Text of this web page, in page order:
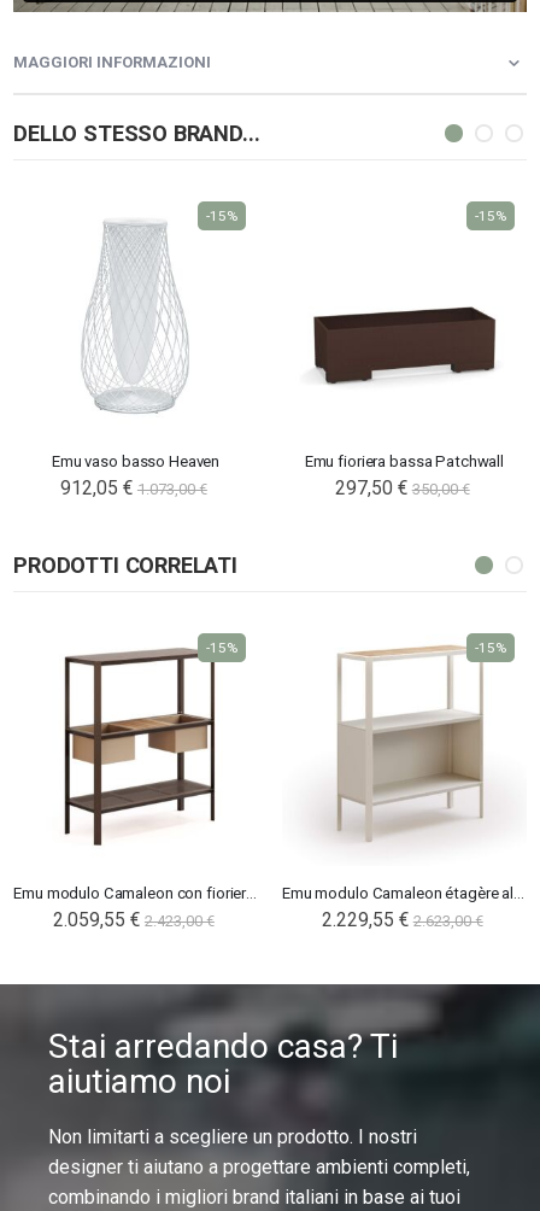
MAGGIORI INFORMAZIONI
DELLO STESSO BRAND...
Emu vaso basso Heaven
Special
Price
912,05 € 1.073,00 €
-15%
Emu fioriera bassa Patchwall
297,50 € 350,00 €
-15%
PRODOTTI CORRELATI
Emu modulo Camaleon con fioriere alto
2.059,55 € 2.423,00 €
-15%
2.229,55 € 2.623,00 €
-15%
Stai arredando casa? Ti
aiutiamo noi
Non limitarti a scegliere un prodotto. I nostri
designer ti aiutano a progettare ambienti completi,
combinando i migliori brand italiani in base ai tuoi